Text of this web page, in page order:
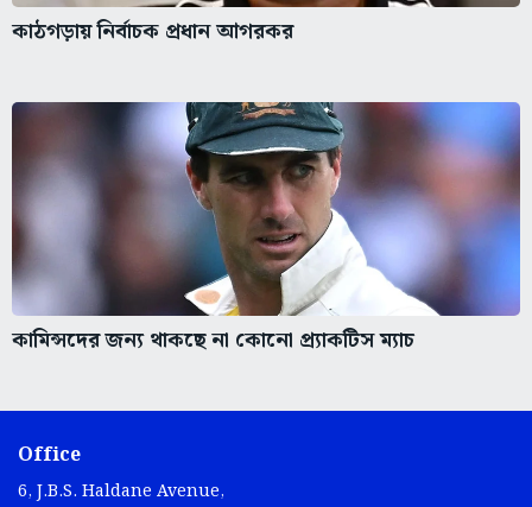
কাঠগড়ায় নির্বাচক প্রধান আগরকর
কামিন্সদের জন্য থাকছে না কোনো প্র্যাকটিস ম্যাচ
Office
6, J.B.S. Haldane Avenue,